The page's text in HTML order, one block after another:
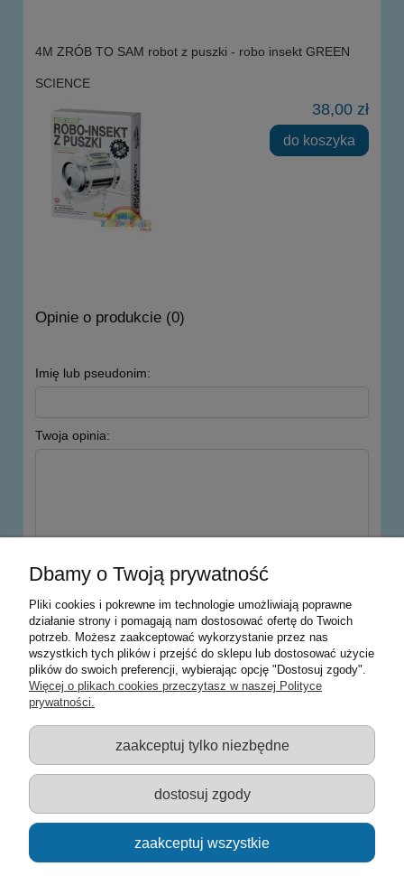
4M ZRÓB TO SAM robot z puszki - robo insekt GREEN
SCIENCE
38,00 zł
do koszyka
Opinie o produkcie (0)
Imię lub pseudonim:
Twoja opinia:
Warunki zakupów
Moje konto
Informacje o sklepie
Sklep z zabawkami Łódź :: Hurownia zabawek :: Zabawki
edukacyjne :: Zestawy artystyczne :: Zabawki :: samochody Welly
:: Zabawkownia :: zabawki dla dzieci :: Lalki :: Klocki :: Artykuły
szkolne ::
Dbamy o Twoją prywatność
Pliki cookies i pokrewne im technologie umożliwiają poprawne
działanie strony i pomagają nam dostosować ofertę do Twoich
potrzeb. Możesz zaakceptować wykorzystanie przez nas
wszystkich tych plików i przejść do sklepu lub dostosować użycie
plików do swoich preferencji, wybierając opcję "Dostosuj zgody".
Więcej o plikach cookies przeczytasz w naszej Polityce
prywatności.
zaakceptuj tylko niezbędne
dostosuj zgody
zaakceptuj wszystkie